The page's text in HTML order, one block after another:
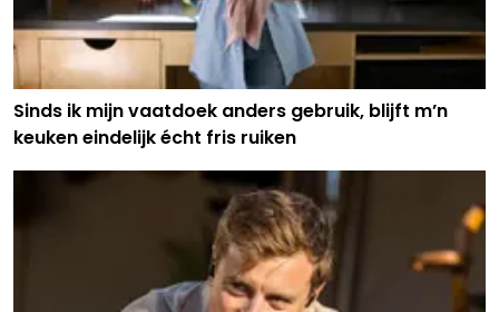
Sinds ik mijn vaatdoek anders gebruik, blijft m’n
keuken eindelijk écht fris ruiken